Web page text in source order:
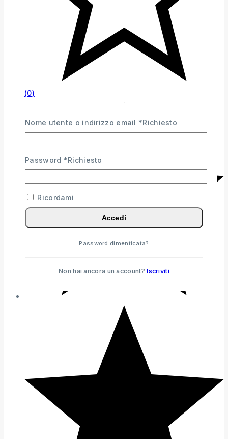
(0)
Nome utente o indirizzo email *Richiesto
Password *Richiesto
Ricordami
Accedi
Password dimenticata?
Non hai ancora un account?Iscriviti